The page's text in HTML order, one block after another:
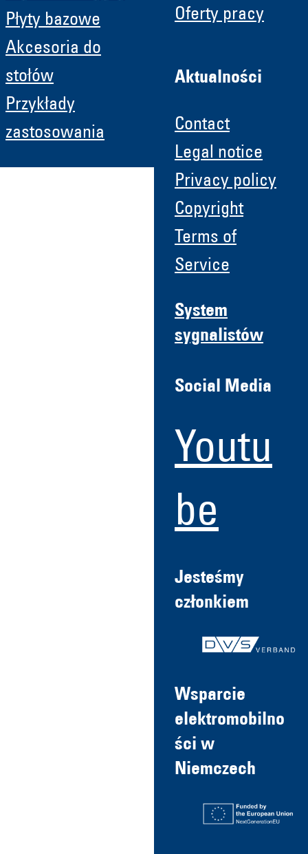
Płyty bazowe
Akcesoria do
stołów
Przykłady
zastosowania
Oferty pracy
Aktualności
Contact
Legal notice
Privacy policy
Copyright
Terms of
Service
System
sygnalistów
Social Media
Youtu
be
Jesteśmy
członkiem
Wsparcie
elektromobilno
ści w
Niemczech